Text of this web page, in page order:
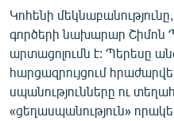
«Ազատության» բոլոր
Կոհենի
գործերի նախարար Շիմոն
արտացոլումն է: Պերեսը
հարցազրույցում
սպանությունները ու
«ցեղասպանություն»